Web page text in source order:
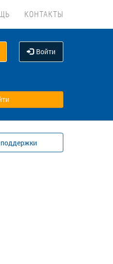
КОНТАКТЫ
Войти